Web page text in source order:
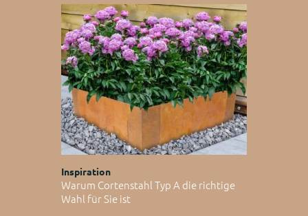
Inspiration
Warum Cortenstahl Typ A die richtige
Wahl für Sie ist